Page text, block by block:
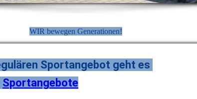
WIR bewegen Generationen!
Sportangebot geht es
Sportangebote